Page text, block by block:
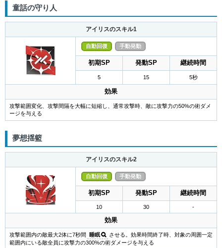
童話の守り人
アイリスのスキル1
自動回復 手動発動
初期SP 発動SP 継続時間
5 15 5秒
効果
攻撃範囲変化、攻撃間隔を大幅に短縮し、通常攻撃時、敵に攻撃力の50%の術ダメ
ージを与える
夢想揺籃
アイリスのスキル2
自動回復 手動発動
初期SP 発動SP 継続時間
10 30 -
効果
攻撃範囲内の敵最大2体に7秒間 睡眠
させる。効果時間終了時、対象の周囲一定
範囲内にいる敵全員に攻撃力の300%の術ダメージを与える